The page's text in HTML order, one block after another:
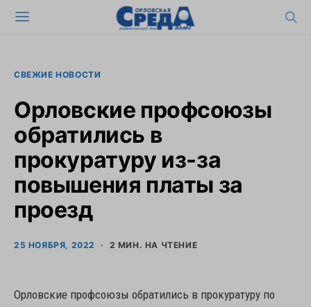
СВЕЖИЕ НОВОСТИ
Орловские профсоюзы
обратились в
прокуратуру из-за
повышения платы за
проезд
25 НОЯБРЯ, 2022 2 МИН. НА ЧТЕНИЕ
Орловские профсоюзы обратились в прокуратуру по